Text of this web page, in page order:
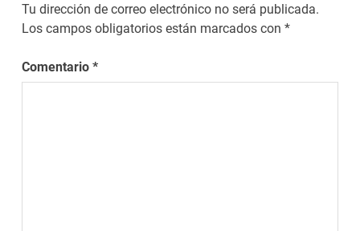
Tu dirección de correo electrónico no será publicada.
Los campos obligatorios están marcados con*
Comentario*